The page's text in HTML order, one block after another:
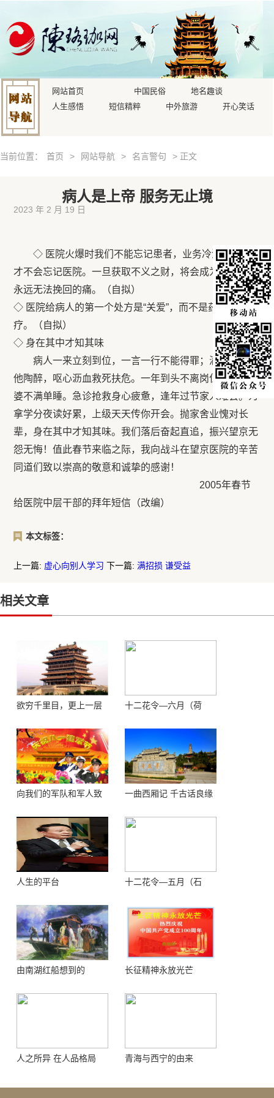
网站首页 中国民俗
地名趣谈
人生感悟
短信精粹 中外旅游 开心笑话
当前位置： 首页 > 网站导航 > 名言警句 > 正文
病人是上帝 服务无止境
2023 年 2 月 19 日
◇ 医院火爆时我们不能忘记患者，业务冷清时病人
才不会忘记医院。一旦获取不义之财，将会成为医院心中
永远无法挽回的痛。（自拟）
◇ 医院给病人的第一个处方是“关爱”，而不是药物和治
疗。（自拟）
◇ 身在其中才知其味
病人一来立刻到位，一言一行不能得罪；满面春风让
他陶醉，呕心沥血救死扶危。一年到头不离岗位，老公老
婆不满单睡。急诊抢救身心疲惫，逢年过节家人难会。为
拿学分夜读好累，上级天天传你开会。抛家舍业愧对长
辈，身在其中才知其味。我们落后奋起直追，振兴望京无
怨无悔！值此春节来临之际，我向战斗在望京医院的辛苦
同道们致以崇高的敬意和诚挚的感谢！
2005年春节
给医院中层干部的拜年短信（改编）
本文标签：
上一篇: 虚心向别人学习 下一篇:满招损 谦受益
相关文章
欲穷千里目，更上一层
十二花令—六月（荷
向我们的军队和军人致
一曲西厢记 千古话良缘
人生的平台
十二花令—五月（石
由南湖红船想到的 长征精神永放光芒
人之所异 在人品格局 青海与西宁的由来